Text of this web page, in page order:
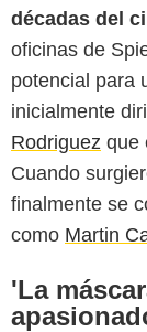
décadas del
oficinas de
potencial para
inicialmente
Rodriguez que
Cuando
finalmente se
como Martin
'La